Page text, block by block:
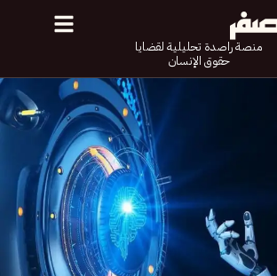
منصة راصدة تحليلية لقضايا
حقوق الإنسان